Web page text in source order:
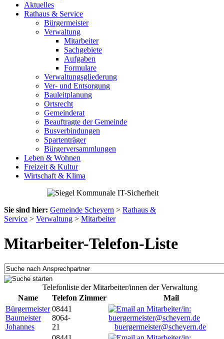
Aktuelles
Rathaus & Service
Bürgermeister
Verwaltung
Mitarbeiter
Sachgebiete
Aufgaben
Formulare
Verwaltungsgliederung
Ver- und Entsorgung
Bauleitplanung
Ortsrecht
Gemeinderat
Beauftragte der Gemeinde
Busverbindungen
Spartenträger
Bürgerversammlungen
Leben & Wohnen
Freizeit & Kultur
Wirtschaft & Klima
Sie sind hier: Gemeinde Scheyern > Rathaus &
Service > Verwaltung > Mitarbeiter
Mitarbeiter-Telefon-Liste
Telefonliste der Mitarbeiter/innen der Verwaltung
Name
Telefon Zimmer
Mail
Bürgermeister
Baumeister
Johannes
08441
8064-
21
buergermeister@scheyern.de